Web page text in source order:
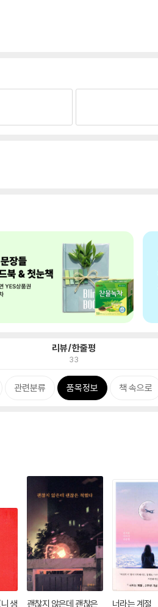
리뷰/한줄평
33
관련분류 품목정보 책 속으로
생
괜찮지 않은데 괜찮은
너라는 계절